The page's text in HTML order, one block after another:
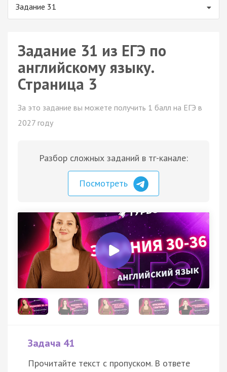
Задание 31
Задание 31 из ЕГЭ по
английскому языку.
Страница 3
За это задание вы можете получить 1 балл на ЕГЭ в
2027 году
Разбор сложных заданий в тг-канале:
Посмотреть
Задача 41
Прочитайте текст с пропуском. В ответе